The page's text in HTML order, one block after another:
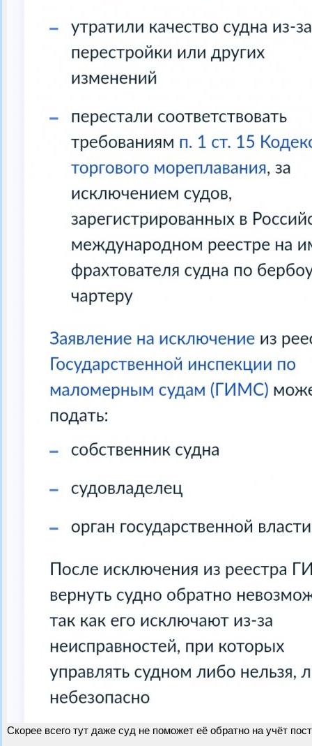
Скорее всего тут даже суд не поможет её обратно на учёт